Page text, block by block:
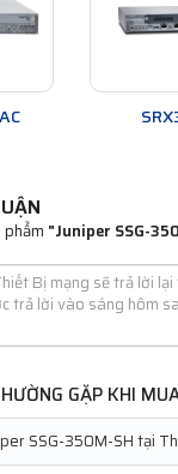
phẩm "Juniper SSG-
GẶP KHI
SSG-350M-SH tại